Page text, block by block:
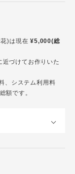
花)は現在¥5,000(総
づけてお作りいた
、システム利用料
額です。